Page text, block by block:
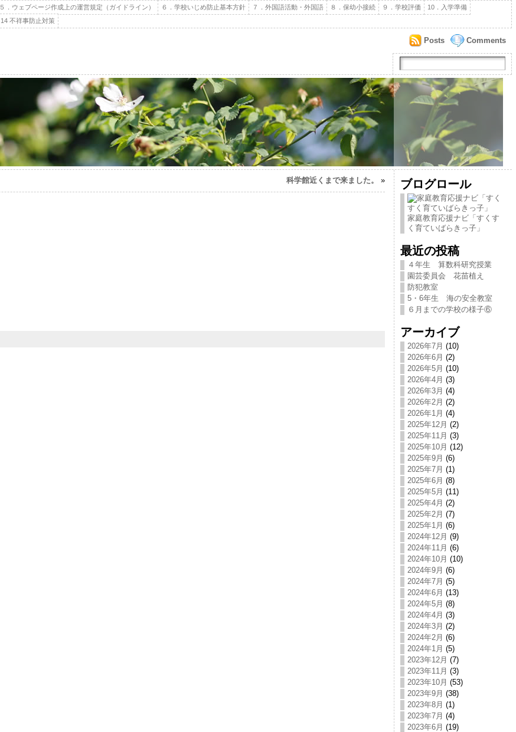
５．ウェブページ作成上の運営規定（ガイドライン） ６．学校いじめ防止基本方針 ７．外国語活動・外国語 ８．保幼小接続 ９．学校評価
10．入学準備
14 不祥事防止対策
Comments
Posts
科学館近くまで来ました。 » ブログロール
家庭教育応援ナビ「すくす
く育ていばらきっ子」
最近の投稿
４年生 算数科研究授業
園芸委員会 花苗植え
防犯教室
5・6年生 海の安全教室
６月までの学校の様子⑥
アーカイブ
2026年7月 (10)
2026年6月 (2)
2026年5月 (10)
2026年4月 (3)
2026年3月 (4)
2026年2月 (2)
2026年1月 (4)
2025年12月 (2)
2025年11月 (3)
2025年10月 (12)
2025年9月 (6)
2025年7月 (1)
2025年6月 (8)
2025年5月 (11)
2025年4月 (2)
2025年2月 (7)
2025年1月 (6)
2024年12月 (9)
2024年11月 (6)
2024年10月 (10)
2024年9月 (6)
2024年7月 (5)
2024年6月 (13)
2024年5月 (8)
2024年4月 (3)
2024年3月 (2)
2024年2月 (6)
2024年1月 (5)
2023年12月 (7)
2023年11月 (3)
2023年10月 (53)
2023年9月 (38)
2023年8月 (1)
2023年7月 (4)
2023年6月 (19)